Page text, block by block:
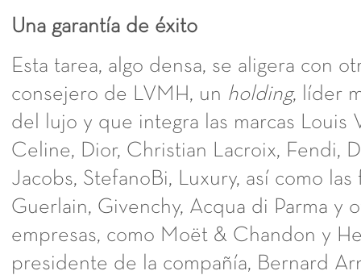
Una garantía de éxito
Esta tarea, algo densa, se aligera con
consejero de LVMH, un holding, líder
del lujo y que integra las marcas Louis
Celine, Dior, Christian Lacroix, Fendi,
Jacobs, StefanoBi, Luxury, así como las
Guerlain, Givenchy, Acqua di Parma y
empresas, como Moët & Chandon y
presidente de la compañía, Bernard